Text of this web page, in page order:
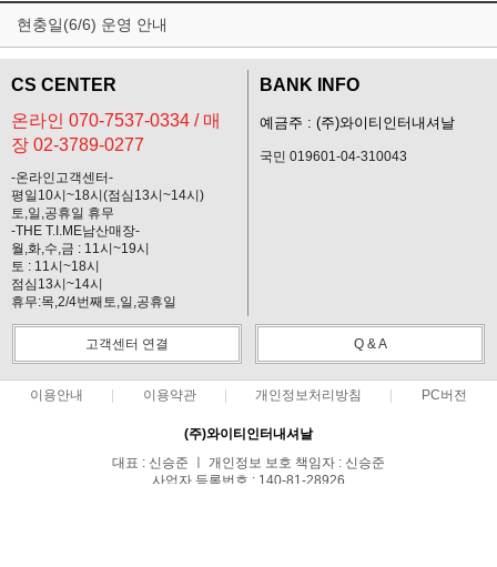
현충일(6/6) 운영 안내
CS CENTER
온라인 070-7537-0334 / 매
장 02-3789-0277
-온라인고객센터-
평일10시~18시(점심13시~14시)
토,일,공휴일 휴무
-THE T.I.ME남산매장-
월,화,수,금 : 11시~19시
토 : 11시~18시
점심13시~14시
휴무:목,2/4번째토,일,공휴일
BANK INFO
예금주 : (주)와이티인터내셔날
국민 019601-04-310043
고객센터 연결 Q & A
이용안내 이용약관 개인정보처리방침 PC버전
(주)와이티인터내셔날
대표 : 신승준 ㅣ 개인정보 보호 책임자 : 신승준
사업자 등록번호 : 140-81-28926